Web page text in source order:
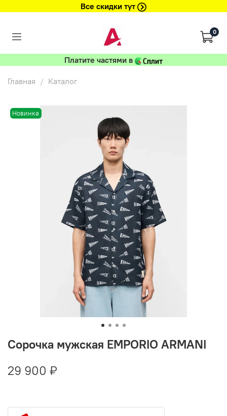
Все скидки тут
0
Платите частями в
Главная Каталог
Новинка
Сорочка мужская EMPORIO ARMANI
29 900 ₽